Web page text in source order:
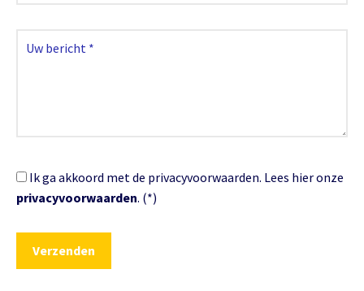
Ik ga akkoord met de privacyvoorwaarden. Lees hier onze
privacyvoorwaarden. (*)